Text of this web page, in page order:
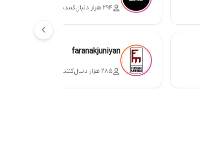
۲۹۴ هزار دنبال‌کننده
faranakjuniyan
۲۸۵ هزار دنبال‌کننده